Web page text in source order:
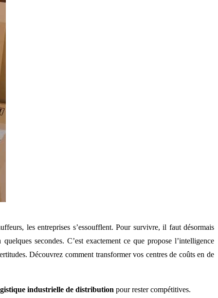
les entreprises s’essoufflent. Pour survivre, il faut désormais
secondes. C’est exactement ce que propose l’intelligence
Découvrez comment transformer vos centres de coûts en de
industrielle de distribution pour rester compétitives.